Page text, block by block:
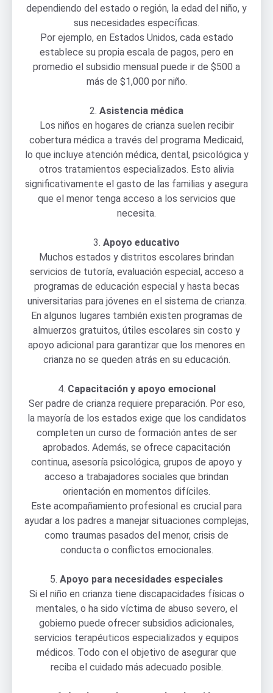
dependiendo del estado o región, la edad del niño, y
sus necesidades específicas.
Por ejemplo, en Estados Unidos, cada estado
establece su propia escala de pagos, pero en
promedio el subsidio mensual puede ir de $500 a
más de $1,000 por niño.
2. Asistencia médica
Los niños en hogares de crianza suelen recibir
cobertura médica a través del programa Medicaid,
lo que incluye atención médica, dental, psicológica y
otros tratamientos especializados. Esto alivia
significativamente el gasto de las familias y asegura
que el menor tenga acceso a los servicios que
necesita.
3. Apoyo educativo
Muchos estados y distritos escolares brindan
servicios de tutoría, evaluación especial, acceso a
programas de educación especial y hasta becas
universitarias para jóvenes en el sistema de crianza.
En algunos lugares también existen programas de
almuerzos gratuitos, útiles escolares sin costo y
apoyo adicional para garantizar que los menores en
crianza no se queden atrás en su educación.
4. Capacitación y apoyo emocional
Ser padre de crianza requiere preparación. Por eso,
la mayoría de los estados exige que los candidatos
completen un curso de formación antes de ser
aprobados. Además, se ofrece capacitación
continua, asesoría psicológica, grupos de apoyo y
acceso a trabajadores sociales que brindan
orientación en momentos difíciles.
Este acompañamiento profesional es crucial para
ayudar a los padres a manejar situaciones complejas,
como traumas pasados del menor, crisis de
conducta o conflictos emocionales.
5. Apoyo para necesidades especiales
Si el niño en crianza tiene discapacidades físicas o
mentales, o ha sido víctima de abuso severo, el
gobierno puede ofrecer subsidios adicionales,
servicios terapéuticos especializados y equipos
médicos. Todo con el objetivo de asegurar que
reciba el cuidado más adecuado posible.